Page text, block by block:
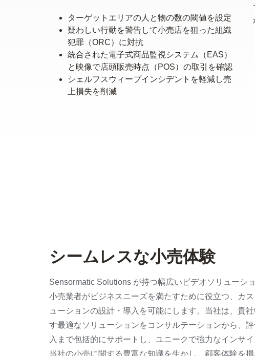
ターゲットエリアの人と物の数の閾値を設定
疑わしい行動を警告して小売店を狙った組織
犯罪（ORC）に対抗
統合された電子式商品監視システム（EAS）
と映像で店頭販売時点（POS）の取引を確認
シェルフスウィープインシデントを軽減し売
上損失を削減
シームレスな小売体験
Sensormatic Solutions が持つ幅広いビデオソリューシ
小売業者がビジネスニーズを満たすために役立つ、カ
ューションの設計・導入を可能にします。当社は、貴
す最適なソリューションをコンサルテーションから、
入まで包括的にサポートし、ユニークで強力なインサイ
当社の小売に関する豊富な知識を生かし、顧客体験を